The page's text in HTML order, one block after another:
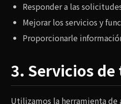
Responder a las
Mejorar los servicios y
Proporcionarle
3. Servicios de
Utilizamos la herramienta de